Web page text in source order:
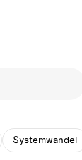
Systemwandel